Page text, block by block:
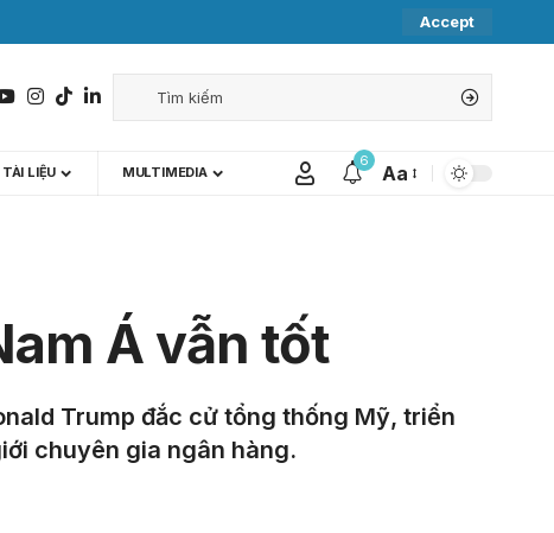
Accept
TÀI LIỆU MULTIMEDIA
6
Aa
Á vẫn tốt
Trump đắc cử tổng thống Mỹ, triển
chuyên gia ngân hàng.